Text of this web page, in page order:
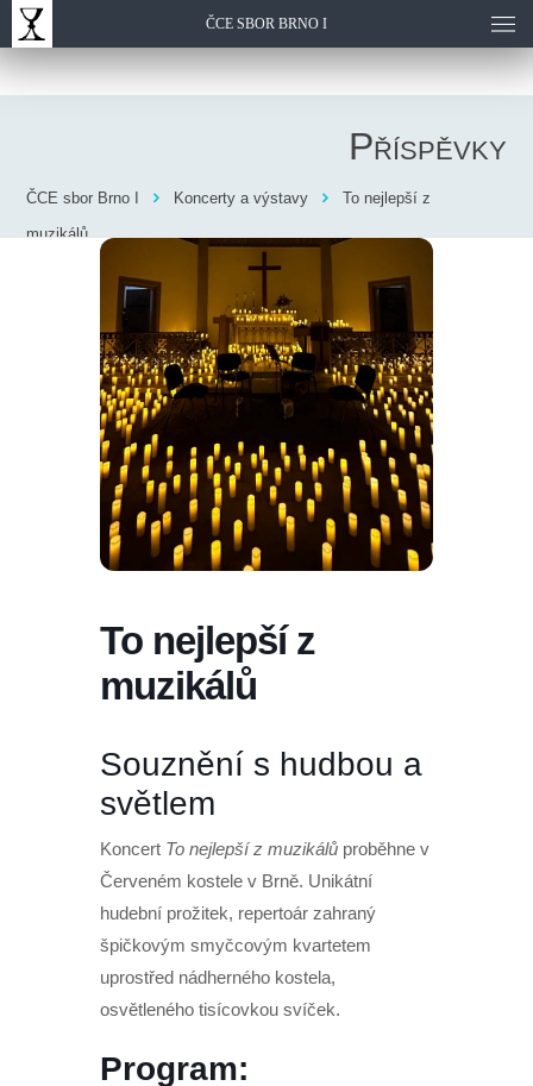
ČCE SBOR BRNO I
Příspěvky
ČCE sbor Brno I Koncerty a výstavy
To nejlepší z
muzikálů
To nejlepší z
muzikálů
Souznění s hudbou a
světlem
Koncert To nejlepší z muzikálů proběhne v
Červeném kostele v Brně. Unikátní
hudební prožitek, repertoár zahraný
špičkovým smyčcovým kvartetem
uprostřed nádherného kostela,
osvětleného tisícovkou svíček.
Program: